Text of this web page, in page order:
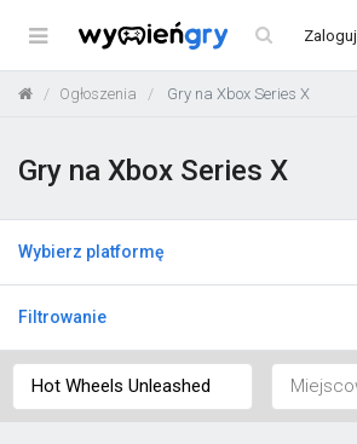
Menu Zaloguj
Ogłoszenia Gry na Xbox Series X
Gry na Xbox Series X
Wybierz platformę
Filtrowanie